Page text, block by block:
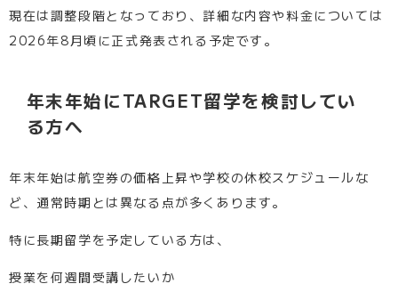
現在は調整段階となっており、詳細な内容や料金については
2026年8月頃に正式発表される予定です。
年末年始にTARGET留学を検討してい
る方へ
年末年始は航空券の価格上昇や学校の休校スケジュールな
ど、通常時期とは異なる点が多くあります。
特に長期留学を予定している方は、
授業を何週間受講したいか